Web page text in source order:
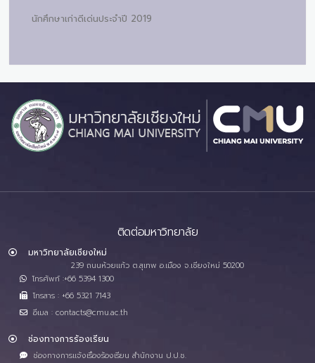
นักศึกษาเก่าดีเด่นประจำปี 2019
ติดต่อมหาวิทยาลัย
มหาวิทยาลัยเชียงใหม่
239 ถนนห้วยแก้ว ต.สุเทพ อ.เมือง จ.เชียงใหม่ 50200
โทรศัพท์ :+66 5394 1300
โทรสาร : +66 5321 7143
อีเมล : contacts@cmu.ac.th
ช่องทางการร้องเรียน
ช่องทางการแจ้งเรื่องร้องเรียน สำนักงาน ป.ป.ช.